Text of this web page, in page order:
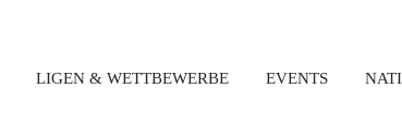
LIGEN & WETTBEWERBE EVENTS